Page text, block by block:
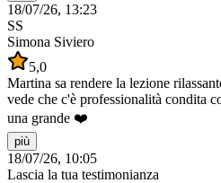
18/07/26, 13:23
SS
Simona Siviero
5,0
Martina sa rendere la lezione
vede che c'è professionalità condita
una grande ❤️
più
18/07/26, 10:05
Lascia la tua testimonianza